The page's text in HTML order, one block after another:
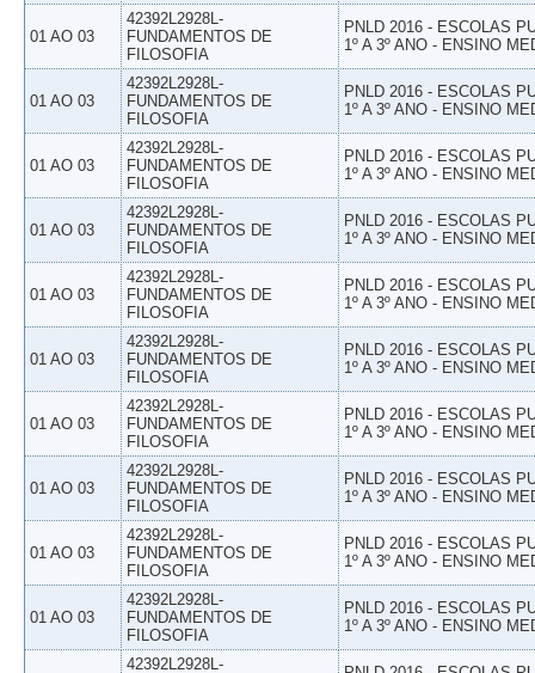
01 AO 03
42392L2928L-
FUNDAMENTOS DE
FILOSOFIA
PNLD 2016 - ESCOLAS
1º A 3º ANO - ENSINO
01 AO 03
42392L2928L-
FUNDAMENTOS DE
FILOSOFIA
PNLD 2016 - ESCOLAS
1º A 3º ANO - ENSINO
01 AO 03
42392L2928L-
FUNDAMENTOS DE
FILOSOFIA
PNLD 2016 - ESCOLAS
1º A 3º ANO - ENSINO
01 AO 03
42392L2928L-
FUNDAMENTOS DE
FILOSOFIA
PNLD 2016 - ESCOLAS
1º A 3º ANO - ENSINO
01 AO 03
42392L2928L-
FUNDAMENTOS DE
FILOSOFIA
PNLD 2016 - ESCOLAS
1º A 3º ANO - ENSINO
01 AO 03
42392L2928L-
FUNDAMENTOS DE
FILOSOFIA
PNLD 2016 - ESCOLAS
1º A 3º ANO - ENSINO
01 AO 03
42392L2928L-
FUNDAMENTOS DE
FILOSOFIA
PNLD 2016 - ESCOLAS
1º A 3º ANO - ENSINO
01 AO 03
42392L2928L-
FUNDAMENTOS DE
FILOSOFIA
PNLD 2016 - ESCOLAS
1º A 3º ANO - ENSINO
01 AO 03
42392L2928L-
FUNDAMENTOS DE
FILOSOFIA
PNLD 2016 - ESCOLAS
1º A 3º ANO - ENSINO
01 AO 03
42392L2928L-
FUNDAMENTOS DE
FILOSOFIA
PNLD 2016 - ESCOLAS
1º A 3º ANO - ENSINO
42392L2928L-